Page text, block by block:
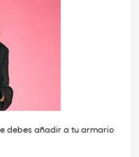
debes añadir a tu armario